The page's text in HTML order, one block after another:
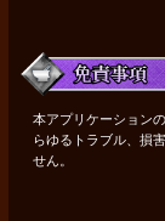
本アプリケーション
らゆるトラブル、損
せん。